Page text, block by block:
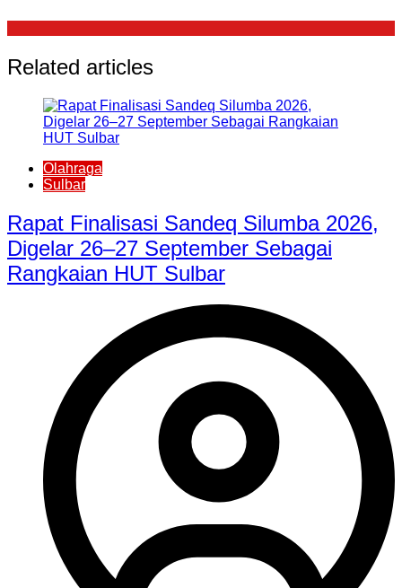
Related articles
Olahraga
Sulbar
Rapat Finalisasi Sandeq Silumba 2026,
Digelar 26–27 September Sebagai
Rangkaian HUT Sulbar